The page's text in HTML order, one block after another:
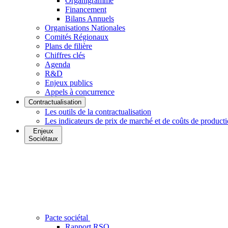
Financement
Bilans Annuels
Organisations Nationales
Comités Régionaux
Plans de filière
Chiffres clés
Agenda
R&D
Enjeux publics
Appels à concurrence
Contractualisation
Les outils de la contractualisation
Les indicateurs de prix de marché et de coûts de
Enjeux
Sociétaux
Pacte sociétal